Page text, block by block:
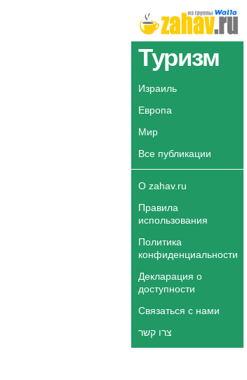
Туризм
Израиль
Европа
Мир
Все публикации
О zahav.ru
Правила
использования
Политика
конфиденциальности
Декларация о
доступности
Связаться с нами
צרו קשר